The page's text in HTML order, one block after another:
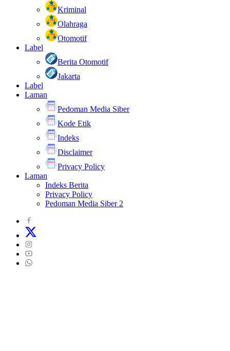
Kriminal
Olahraga
Otomotif
Label
Berita Otomotif
Jakarta
Label
Laman
Pedoman Media Siber
Kode Etik
Indeks
Disclaimer
Privacy Policy
Laman
Indeks Berita
Privacy Policy
Pedoman Media Siber 2